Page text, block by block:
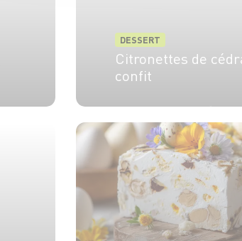
DESSERT
Citronettes de
confit